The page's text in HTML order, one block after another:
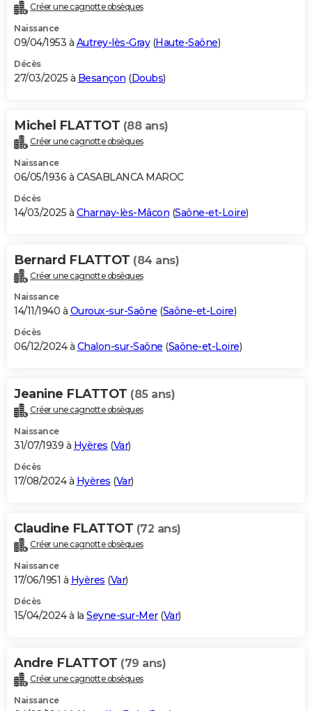
Créer une cagnotte obsèques
Naissance
09/04/1953 à Autrey-lès-Gray(Haute-Saône)
Décès
27/03/2025 à Besançon (Doubs)
Michel FLATTOT (88 ans)
Créer une cagnotte obsèques
Naissance
06/05/1936 à CASABLANCA MAROC
Décès
14/03/2025 à Charnay-lès-Mâcon (Saône-et-Loire)
Bernard FLATTOT (84 ans)
Créer une cagnotte obsèques
Naissance
14/11/1940 à Ouroux-sur-Saône (Saône-et-Loire)
Décès
06/12/2024 à Chalon-sur-Saône (Saône-et-Loire)
Jeanine FLATTOT (85 ans)
Créer une cagnotte obsèques
Naissance
31/07/1939 à Hyères (Var)
Décès
17/08/2024 à Hyères (Var)
Claudine FLATTOT (72 ans)
Créer une cagnotte obsèques
Naissance
17/06/1951 à Hyères (Var)
Décès
15/04/2024 à la Seyne-sur-Mer(Var)
Andre FLATTOT (79 ans)
Créer une cagnotte obsèques
Naissance